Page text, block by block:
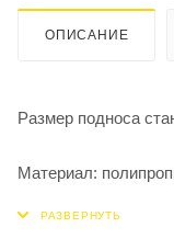
ОПИСАНИЕ
Размер подноса
Материал: